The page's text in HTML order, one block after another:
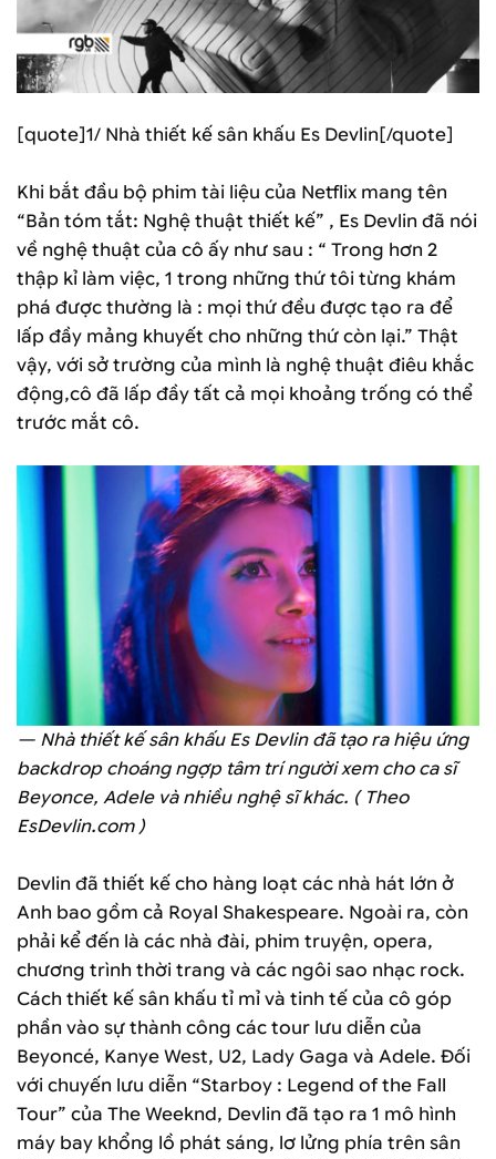
[quote]1/ Nhà thiết kế sân khấu Es Devlin[/quote]
Khi bắt đầu bộ phim tài liệu của Netflix mang tên
“Bản tóm tắt: Nghệ thuật thiết kế” , Es Devlin đã nói
về nghệ thuật của cô ấy như sau : “ Trong hơn 2
thập kỉ làm việc, 1 trong những thứ tôi từng khám
phá được thường là : mọi thứ đều được tạo ra để
lấp đầy mảng khuyết cho những thứ còn lại.” Thật
vậy, với sở trường của mình là nghệ thuật điêu khắc
động,cô đã lấp đầy tất cả mọi khoảng trống có thể
trước mắt cô.
— Nhà thiết kế sân khấu Es Devlin đã tạo ra hiệu ứng
backdrop choáng ngợp tâm trí người xem cho ca sĩ
Beyonce, Adele và nhiều nghệ sĩ khác. ( Theo
EsDevlin.com )
Devlin đã thiết kế cho hàng loạt các nhà hát lớn ở
Anh bao gồm cả Royal Shakespeare. Ngoài ra, còn
phải kể đến là các nhà đài, phim truyện, opera,
chương trình thời trang và các ngôi sao nhạc rock.
Cách thiết kế sân khấu tỉ mỉ và tinh tế của cô góp
phần vào sự thành công các tour lưu diễn của
Beyoncé, Kanye West, U2, Lady Gaga và Adele. Đối
với chuyến lưu diễn “Starboy : Legend of the Fall
Tour” của The Weeknd, Devlin đã tạo ra 1 mô hình
máy bay khổng lồ phát sáng, lơ lửng phía trên sân